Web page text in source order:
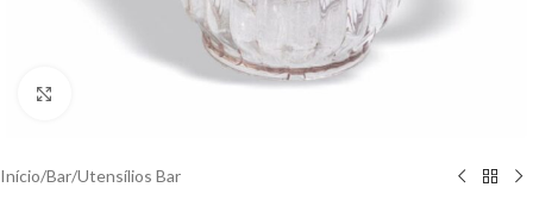
Início/Bar/Utensílios Bar